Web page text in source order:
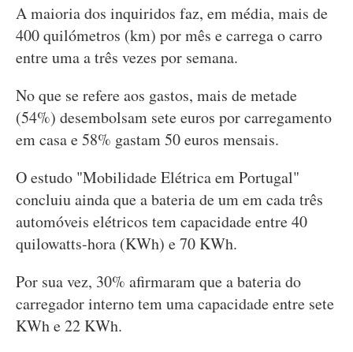
A maioria dos inquiridos faz, em média, mais de
400 quilómetros (km) por mês e carrega o carro
entre uma a três vezes por semana.
No que se refere aos gastos, mais de metade
(54%) desembolsam sete euros por carregamento
em casa e 58% gastam 50 euros mensais.
O estudo "Mobilidade Elétrica em Portugal"
concluiu ainda que a bateria de um em cada três
automóveis elétricos tem capacidade entre 40
quilowatts-hora (KWh) e 70 KWh.
Por sua vez, 30% afirmaram que a bateria do
carregador interno tem uma capacidade entre sete
KWh e 22 KWh.